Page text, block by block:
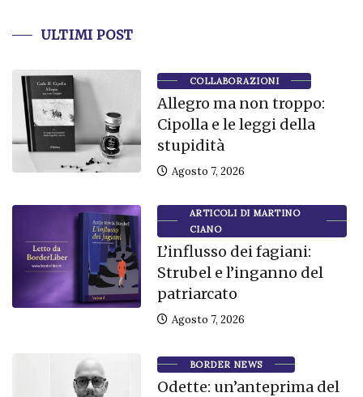
ULTIMI POST
COLLABORAZIONI
Allegro ma non troppo:
Cipolla e le leggi della
stupidità
Agosto 7, 2026
ARTICOLI DI MARTINO
CIANO
L’influsso dei fagiani:
Strubel e l’inganno del
patriarcato
Agosto 7, 2026
BORDER NEWS
Odette: un’anteprima del